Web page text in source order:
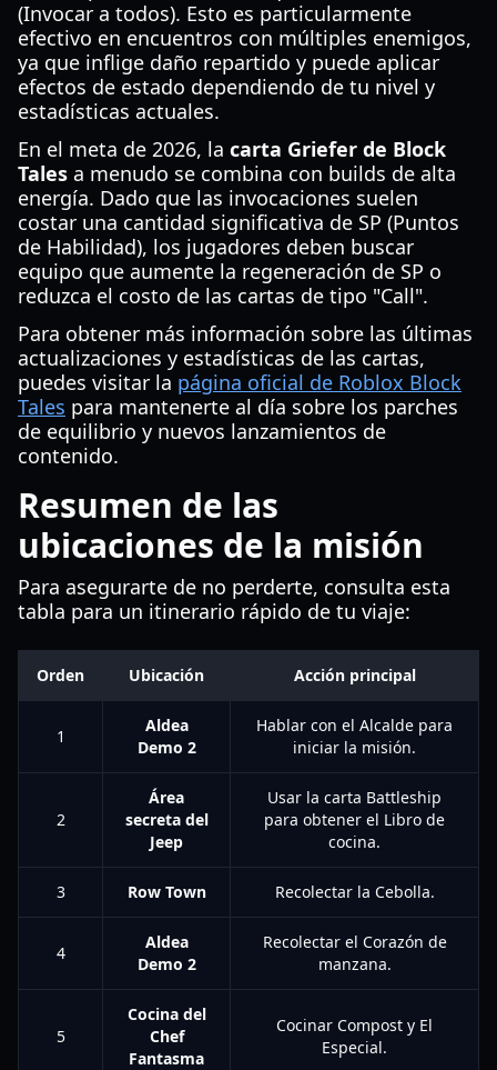
(Invocar a todos). Esto es particularmente
efectivo en encuentros con múltiples enemigos,
ya que inflige daño repartido y puede aplicar
efectos de estado dependiendo de tu nivel y
estadísticas actuales.
En el meta de 2026, la carta Griefer de Block
Tales a menudo se combina con builds de alta
energía. Dado que las invocaciones suelen
costar una cantidad significativa de SP (Puntos
de Habilidad), los jugadores deben buscar
equipo que aumente la regeneración de SP o
reduzca el costo de las cartas de tipo "Call".
Para obtener más información sobre las últimas
actualizaciones y estadísticas de las cartas,
puedes visitar la página oficial de Roblox Block
Tales para mantenerte al día sobre los parches
de equilibrio y nuevos lanzamientos de
contenido.
Resumen de las
ubicaciones de la misión
Para asegurarte de no perderte, consulta esta
tabla para un itinerario rápido de tu viaje:
Orden Ubicación Acción principal
1
Aldea
Demo 2
Hablar con el Alcalde para
iniciar la misión.
2
Área
secreta del
Jeep
Usar la carta Battleship
para obtener el Libro de
cocina.
3 Row Town Recolectar la Cebolla.
4
Aldea
Demo 2
Recolectar el Corazón de
manzana.
5
Cocina del
Chef
Fantasma
Cocinar Compost y El
Especial.